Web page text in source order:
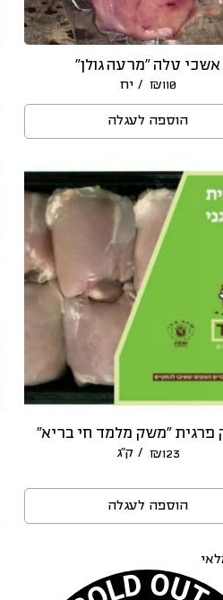
אשכי טלה “מרעה גולן”
₪110 / יח
הוספה לעגלה
פרגית “משק מלמד חי בריא”
₪123 / ק״ג
הוספה לעגלה